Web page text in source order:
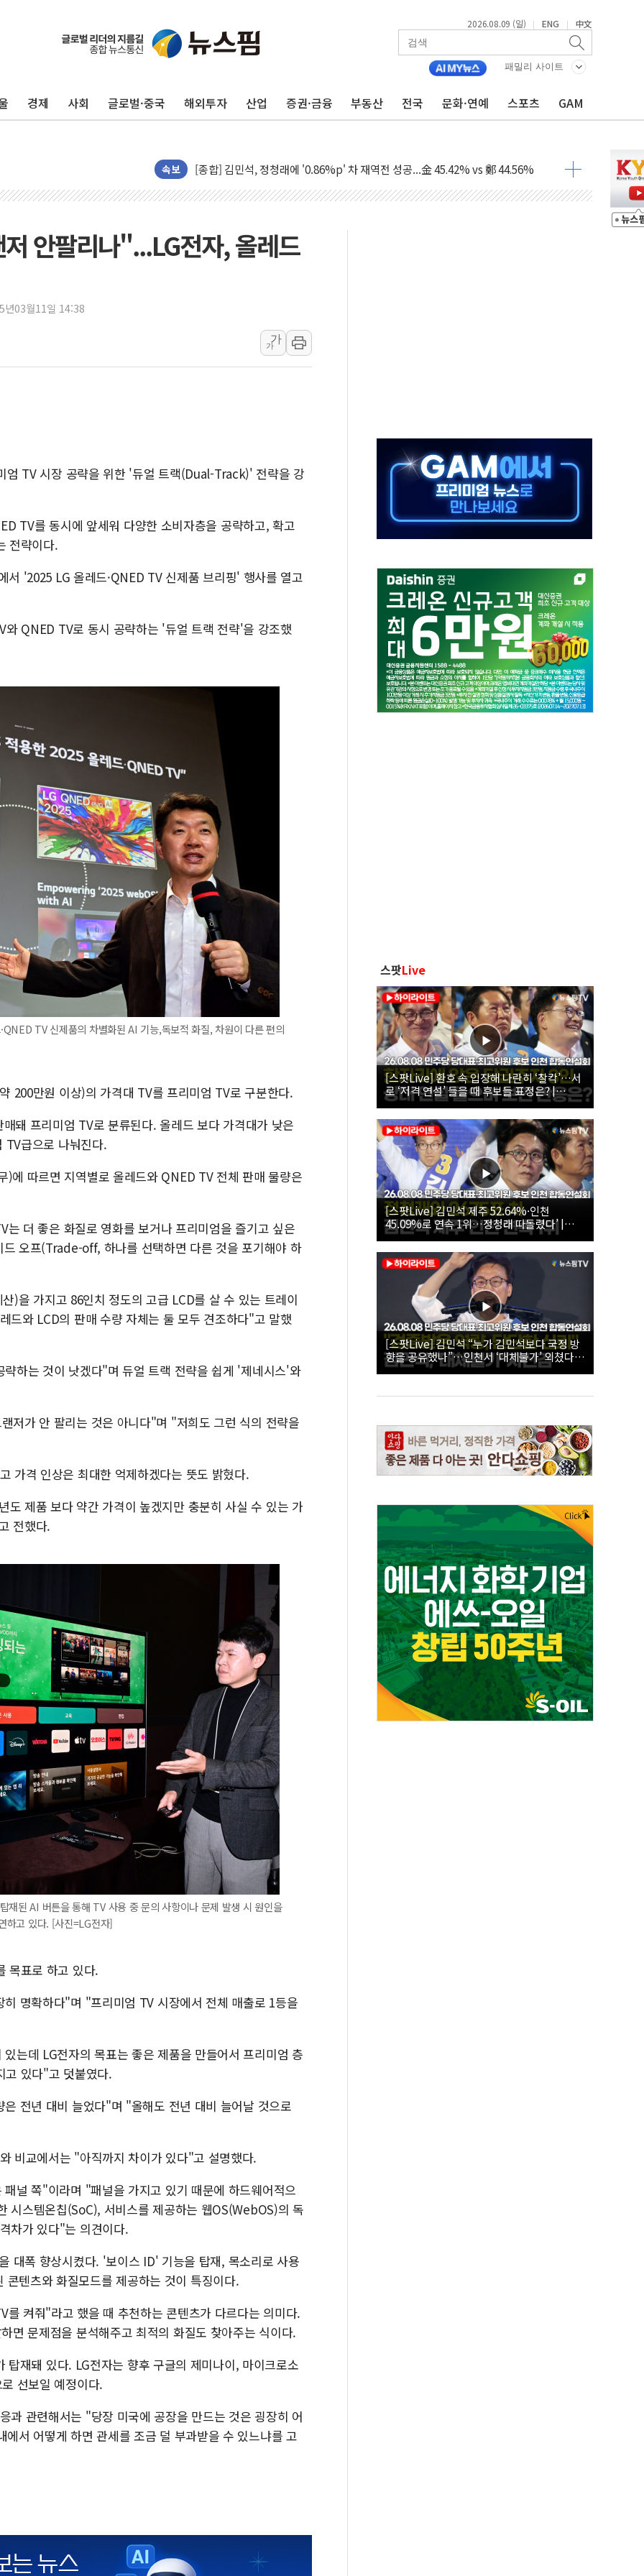
2026.08.09 (일) | ENG | 中文
패밀리 사이트
경제 사회 글로벌·중국 해외투자 산업 증권·금융 부동산 전국 문화·연예 스포츠 GAM
속보
포항시 재난예산 40억 긴급 투입…고수온 양식장 복구·지원 '총력'
울진·영덕 '호우특보'-포항 '산사태 주의보'...경북도, 호우 피해·통제구간 없어
인천 합동연설회 나선 송영길·정청래·김민석 당대표 후보
김민석, 2주차 제주·인천 경선서 정청래에 승리...47.75% vs 42.08%
[속보] 민주, 제주·인천 경선 결과 발표...김민석 47.75% 정청래 42.08%
[속보] 민주, 인천 경선 결과 발표...김민석 45.09% 정청래 43.27% 송영길 11.63%
강릉·동해·삼척 시간당 최대 50㎜ 폭우…강원 동해안 강한 비 이어져
폐기물 수거하다 참변…60대 환경미화원 수거차에 치여 사망
추미애, '위안부' 피해자 기림의 날 참석..."국제적 시민 연대로 목소리 내야"
인천 선재도 갯벌서 해루질 중 실종 60대 나흘만에 숨진 채 발견
'화합' 꺼낸 김민석에 '뻔뻔' 받아친 정청래…제주 연설서 신경전 고조
안팔리나"...LG전자, 올레드
년03월11일 14:38
가
가
엄 TV 시장 공략을 위한 '듀얼 트랙(Dual-Track)' 전략을 강
TV를 동시에 앞세워 다양한 소비자층을 공략하고, 확고
전략이다.
서 '2025 LG 올레드·QNED TV 신제품 브리핑' 행사를 열고
QNED TV로 동시 공략하는 '듀얼 트랙 전략'을 강조했
TV 신제품의 차별화된 AI 기능,독보적 화질, 차원이 다른 편의
200만원 이상)의 가격대 TV를 프리미엄 TV로 구분한다.
돼 프리미엄 TV로 분류된다. 올레드 보다 가격대가 낮은
TV급으로 나눠진다.
)에 따르면 지역별로 올레드와 QNED TV 전체 판매 물량은
더 좋은 화질로 영화를 보거나 프리미엄을 즐기고 싶은
오프(Trade-off, 하나를 선택하면 다른 것을 포기해야 하
)을 가지고 86인치 정도의 고급 LCD를 살 수 있는 트레이
드와 LCD의 판매 수량 자체는 둘 모두 견조하다"고 말했
하는 것이 낫겠다"며 듀얼 트랙 전략을 쉽게 '제네시스'와
저가 안 팔리는 것은 아니다"며 "저희도 그런 식의 전략을
가격 인상은 최대한 억제하겠다는 뜻도 밝혔다.
도 제품 보다 약간 가격이 높겠지만 충분히 사실 수 있는 가
전했다.
재된 AI 버튼을 통해 TV 사용 중 문의 사항이나 문제 발생 시 원인을
하고 있다. [사진=LG전자]
목표로 하고 있다.
명확하다"며 "프리미엄 TV 시장에서 전체 매출로 1등을
는데 LG전자의 목표는 좋은 제품을 만들어서 프리미엄 층
고 있다"고 덧붙였다.
전년 대비 늘었다"며 "올해도 전년 대비 늘어날 것으로
비교에서는 "아직까지 차이가 있다"고 설명했다.
널 쪽"이라며 "패널을 가지고 있기 때문에 하드웨어적으
시스템온칩(SoC), 서비스를 제공하는 웹OS(WebOS)의 독
차가 있다"는 의견이다.
대폭 향상시켰다. '보이스 ID' 기능을 탑재, 목소리로 사용
텐츠와 화질모드를 제공하는 것이 특징이다.
켜줘"라고 했을 때 추천하는 콘텐츠가 다르다는 의미다.
면 문제점을 분석해주고 최적의 화질도 찾아주는 식이다.
재돼 있다. LG전자는 향후 구글의 제미나이, 마이크로소
선보일 예정이다.
과 관련해서는 "당장 미국에 공장을 만드는 것은 굉장히 어
서 어떻게 하면 관세를 조금 덜 부과받을 수 있느냐를 고
스팟Live
[스팟Live] 환호 속 입장해 나란히 ‘찰칵’…서
로 ‘저격 연설’ 들을 때 후보들 표정은? |
26.08.08 더불어민주당 당대표·최고위원 후
보 인천 합동연설회
[스팟Live] 김민석 제주 52.64%·인천
45.09%로 연속 1위…정청래 따돌렸다’ |
26.08.08 더불어민주당 당대표·최고위원 후
보 인천 합동연설회
[스팟Live] 김민석 “누가 김민석보다 국정 방
향을 공유했나”…인천서 ‘대체불가’ 외쳤다 |
26.08.08 더불어민주당 당대표·최고위원 후